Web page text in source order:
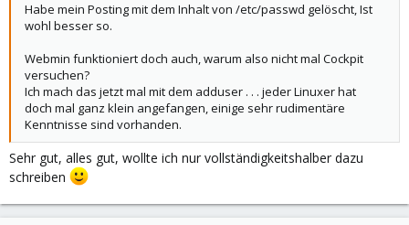
Habe mein Posting mit dem Inhalt von /etc/passwd gelöscht, Ist
wohl besser so.
Webmin funktioniert doch auch, warum also nicht mal Cockpit
versuchen?
Ich mach das jetzt mal mit dem adduser . . . jeder Linuxer hat
doch mal ganz klein angefangen, einige sehr rudimentäre
Kenntnisse sind vorhanden.
Sehr gut, alles gut, wollte ich nur vollständigkeitshalber dazu
schreiben